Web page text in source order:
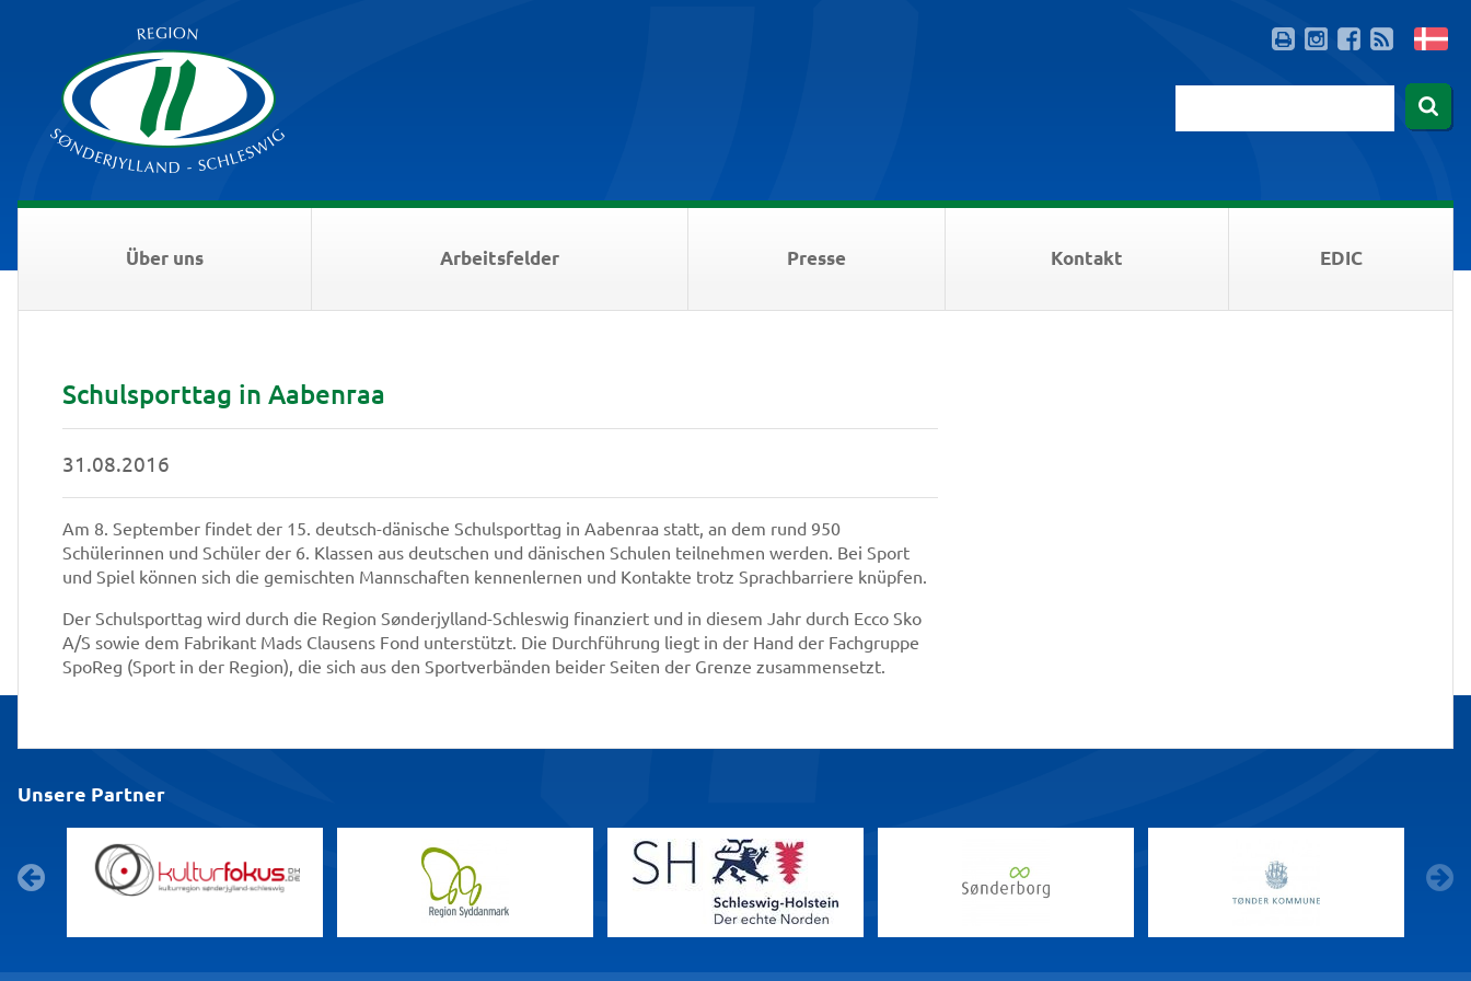
Über uns Arbeitsfelder Presse Kontakt EDIC
Schulsporttag in Aabenraa
31.08.2016
Am 8. September findet der 15. deutsch-dänische Schulsporttag in Aabenraa statt, an dem rund 950
Schülerinnen und Schüler der 6. Klassen aus deutschen und dänischen Schulen teilnehmen werden. Bei Sport
und Spiel können sich die gemischten Mannschaften kennenlernen und Kontakte trotz Sprachbarriere knüpfen.
Der Schulsporttag wird durch die Region Sønderjylland-Schleswig finanziert und in diesem Jahr durch Ecco Sko
A/S sowie dem Fabrikant Mads Clausens Fond unterstützt. Die Durchführung liegt in der Hand der Fachgruppe
SpoReg (Sport in der Region), die sich aus den Sportverbänden beider Seiten der Grenze zusammensetzt.
Unsere Partner